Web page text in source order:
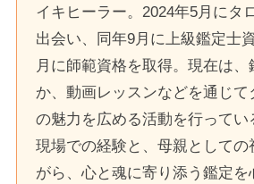
イキヒーラー。2024年5月にタ
出会い、同年9月に上級鑑定士
月に師範資格を取得。現在は、
か、動画レッスンなどを通じ
の魅力を広める活動を行ってい
現場での経験と、母親としての
がら、心と魂に寄り添う鑑定を